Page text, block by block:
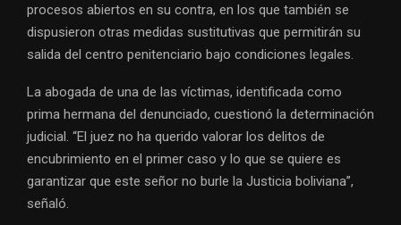
procesos abiertos en su contra, en los que también se
dispusieron otras medidas sustitutivas que permitirán su
salida del centro penitenciario bajo condiciones legales.
La abogada de una de las víctimas, identificada como
prima hermana del denunciado, cuestionó la determinación
judicial. “El juez no ha querido valorar los delitos de
encubrimiento en el primer caso y lo que se quiere es
garantizar que este señor no burle la Justicia boliviana”,
señaló.